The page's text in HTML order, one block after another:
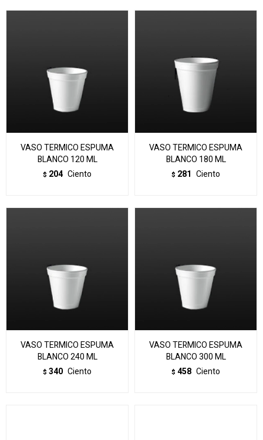
VASO TERMICO ESPUMA
BLANCO 120 ML
$ 204 Ciento
VASO TERMICO ESPUMA
BLANCO 180 ML
$ 281 Ciento
VASO TERMICO ESPUMA
BLANCO 240 ML
$ 340 Ciento
VASO TERMICO ESPUMA
BLANCO 300 ML
$ 458 Ciento